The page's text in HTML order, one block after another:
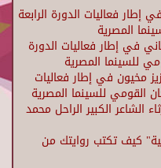
إطار فعاليات الدورة الرابعة
المصرية
في إطار فعاليات الدورة
للسينما المصرية
مخيون في إطار فعاليات
القومي للسينما المصرية
الشاعر الكبير الراحل محمد
كيف تكتب روايتك من